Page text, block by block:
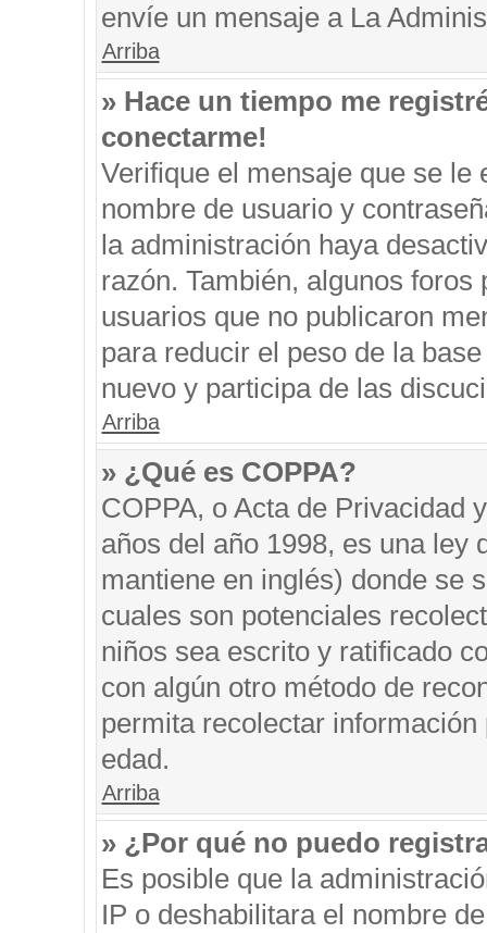
envíe un mensaje a La
Arriba
» Hace un tiempo me
conectarme!
Verifique el mensaje que se
nombre de usuario y
la administración haya
razón. También, algunos
usuarios que no publicaron
para reducir el peso de la
nuevo y participa de las
Arriba
» ¿Qué es COPPA?
COPPA, o Acta de Privacidad
años del año 1998, es una ley
mantiene en inglés) donde se
cuales son potenciales
niños sea escrito y ratificado
con algún otro método de
permita recolectar
edad.
Arriba
» ¿Por qué no puedo
Es posible que la
IP o deshabilitara el nombre